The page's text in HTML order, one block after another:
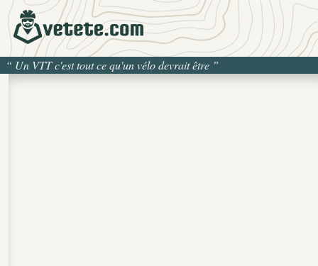
“ Un VTT c'est tout ce qu'un vélo devrait être ”